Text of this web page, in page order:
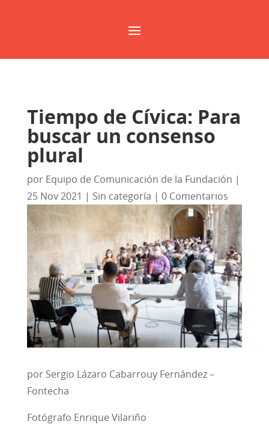
Tiempo de Cívica: Para
buscar un consenso
plural
por Equipo de Comunicación de la Fundación |
25 Nov 2021 | Sin categoría | 0 Comentarios
por Sergio Lázaro Cabarrouy Fernández –
Fontecha
Fotógrafo Enrique Vilariño